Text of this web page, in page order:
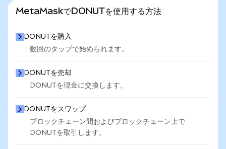
MetaMaskでDONUTを使用する方法
DONUTを購入
数回のタップで始められます。
DONUTを売却
DONUTを現金に交換します。
DONUTをスワップ
ブロックチェーン間およびブロックチェーン上で
DONUTを取引します。